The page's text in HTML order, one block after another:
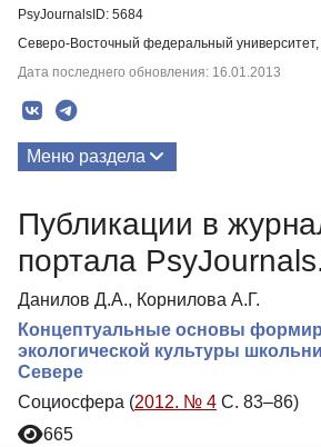
PsyJournalsID: 5684
Северо-Восточный федеральный
Дата последнего обновления: 16.01.2013
Меню раздела
Публикации в
портала
Данилов Д.А., Корнилова А.Г.
Концептуальные основы
экологической культуры
Севере
Социосфера (2012. № 4 С. 83–86)
665